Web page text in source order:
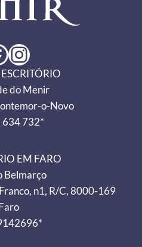
Instagram
do Menir
o-Novo
634 732*
EM FARO
Belmarço
n1, R/C, 8000-169